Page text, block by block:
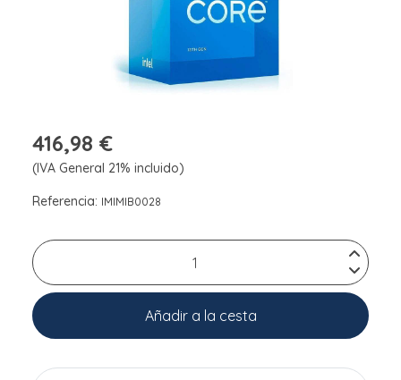
416,98 €
(IVA General 21% incluido)
Referencia: IMIMIB0028
Añadir a la cesta